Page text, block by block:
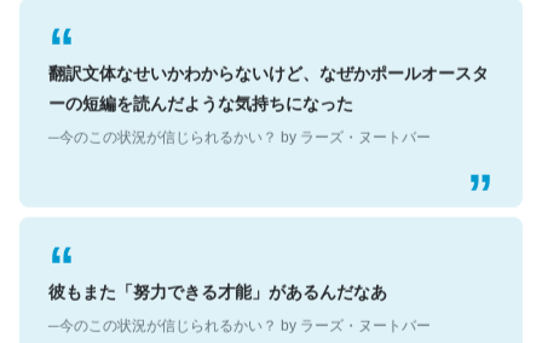
翻訳文体なせいかわからないけど、なぜかポールオースタ
ーの短編を読んだような気持ちになった
彼もまた「努力できる才能」があるんだなあ